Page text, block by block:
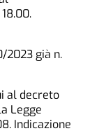
2023 già n.
al decreto
Legge
Indicazione